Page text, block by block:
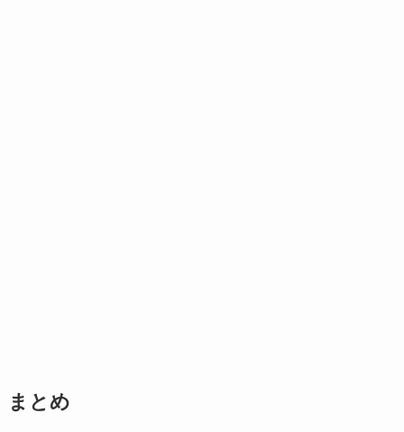
まとめ